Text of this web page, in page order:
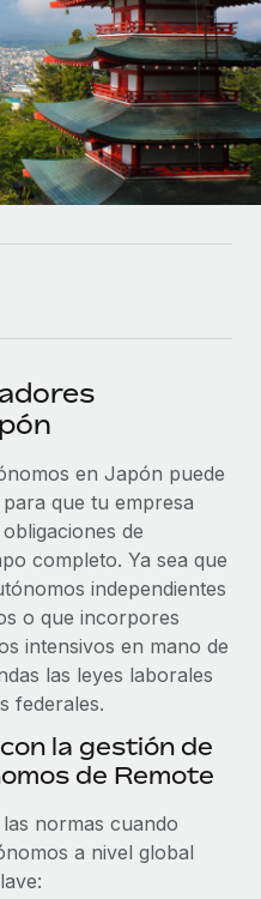
de trabajo sin
HH. integradas para tu
de IA con Remote
empresariales
en RR. HH. globales
de candidatos.
cumplimiento
y contrólalos
de RR. HH.
empresas.
HH. globales en tu
colaborar con nosotros.
y automatización con IA.
de Reverse Tech con
autónomos y las
para...
empresa
de puestos
y talento
en Japón puede
que tu empresa
de
completo. Ya sea que
independientes
o que incorpores
intensivos en mano de
las leyes laborales
federales.
la gestión de
de Remote
normas cuando
a nivel global